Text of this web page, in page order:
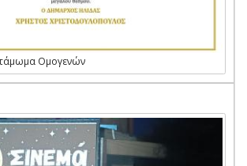
Ομογενών